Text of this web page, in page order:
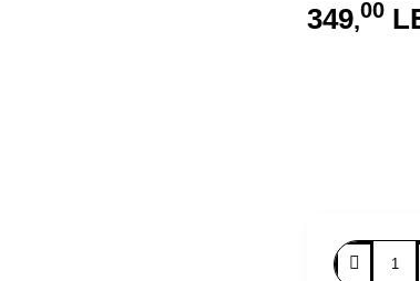
349,00